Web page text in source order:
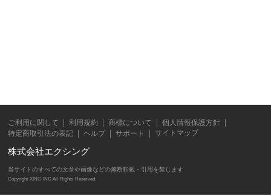
ご利用に関して 利用規約 商標について
個人情報保護方針
特定商取引法の表記
ヘルプ サポート サイトマップ
株式会社エクシング
当サイトのすべての文章や画像などの無断転載・引用を禁じます
Copyright XING INC.All Rights Reserved.